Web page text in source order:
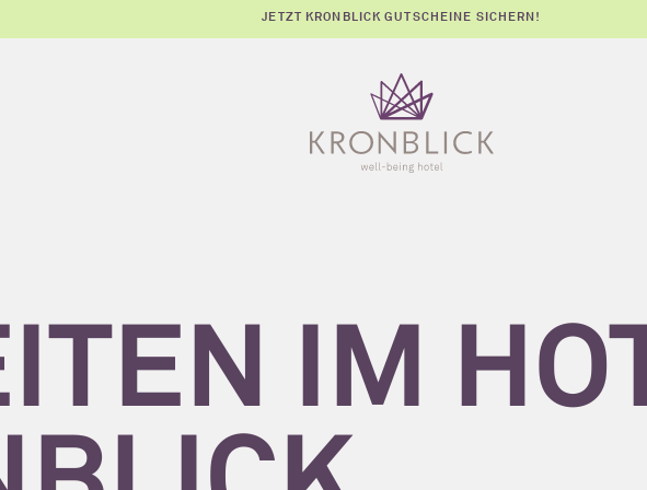
JETZT KRONBLICK GUTSCHEINE SICHERN!
IM